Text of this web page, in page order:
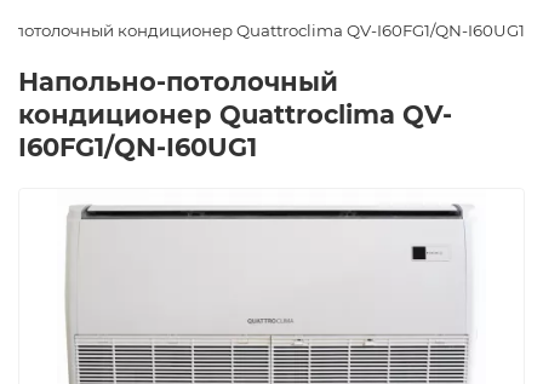
потолочный кондиционер Quattroclima QV-I60FG1/QN-I60UG1
Напольно-потолочный
кондиционер Quattroclima QV-
I60FG1/QN-I60UG1